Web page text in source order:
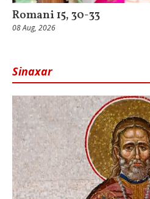
Romani 15, 30-33
08 Aug, 2026
Sinaxar